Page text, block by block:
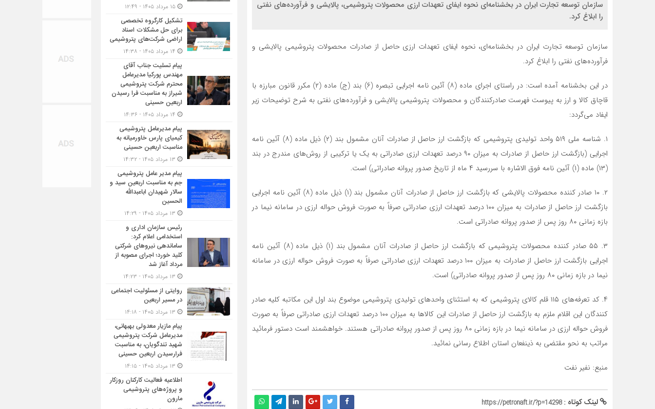
سازمان توسعه تجارت ایران در بخشنامه‌ای نحوه ایفای تعهدات ارزی محصولات پتروشیمی، پالایشی و فرآورده‌های نفتی
را ابلاغ کرد.
سازمان توسعه تجارت ایران در بخشنامه‌ای، نحوه ایفای تعهدات ارزی حاصل از صادرات محصولات پتروشیمی پالایشی و
فرآورده‌های نفتی را ابلاغ کرد.
در این بخشنامه آمده است: در راستای اجرای ماده (۸) آئین نامه اجرایی تبصره (۶) بند (ج) ماده (۲) مکرر قانون مبارزه با
قاچاق کالا و ارز به پیوست فهرست صادرکنندگان و محصولات پتروشیمی پالایشی و فرآورده‌های نفتی به شرح توضیحات زیر
ایفاد می‌گردد:
۱. شناسه ملی ۵۱۹ واحد تولیدی پتروشیمی که بازگشت ارز حاصل از صادرات آنان مشمول بند (۲) ذیل ماده (۸) آئین نامه
اجرایی (بازگشت ارز حاصل از صادرات به میزان ۹۰ درصد تعهدات ارزی صادراتی به یک یا ترکیبی از روش‌های مندرج در بند
(۱۳) ماده (۱) آئین نامه فوق الاشاره با سررسید ۴ ماه از تاریخ صدور پروانه صادراتی) است.
۲. ۱۰ صادر کننده محصولات پالایشی که بازگشت ارز حاصل از صادرات آنان مشمول بند (۱) ذیل ماده (۸) آئین نامه اجرایی
بازگشت ارز حاصل از صادرات به میزان ۱۰۰ درصد تعهدات ارزی صادراتی صرفاً به صورت فروش حواله ارزی در سامانه نیما در
بازه زمانی ۸۰ روز پس از صدور پروانه صادراتی است.
۳. ۵۵ صادر کننده محصولات پتروشیمی که بازگشت ارز حاصل از صادرات آنان مشمول بند (۱) ذیل ماده (۸) آئین نامه
اجرایی بازگشت ارز حاصل از صادرات به میزان ۱۰۰ درصد تعهدات ارزی صادراتی صرفاً به صورت فروش حواله ارزی در سامانه
نیما در بازه زمانی ۸۰ روز پس از صدور پروانه صادراتی) است.
۴. کد تعرفه‌های ۱۱۵ قلم کالای پتروشیمی که به استثنای واحدهای تولیدی پتروشیمی موضوع بند اول این مکاتبه کلیه صادر
کنندگان این اقلام ملزم به بازگشت ارز حاصل از صادرات این کالاها به میزان ۱۰۰ درصد تعهدات ارزی صادراتی صرفاً به صورت
فروش حواله ارزی در سامانه نیما در بازه زمانی ۸۰ روز پس از صدور پروانه صادراتی هستند. خواهشمند است دستور فرمائید
مراتب به نحو مقتضی به ذینفعان استان اطلاع رسانی نمائید.
منبع: نفیر نفت
لینک کوتاه :https://petronaft.ir/?p=14298
تشکیل کارگروه تخصصی
برای حل مشکلات اسناد
اراضی شرکت‌های پتروشیمی
پیام تسلیت جناب آقای
مهندس پوركیا مدیرعامل
محترم شركت پتروشیمی
شیراز به مناسبت فرا رسیدن
اربعین حسینی
پیام مدیرعامل پتروشیمی
کیمیای پارس خاورمیانه به
مناسبت اربعین حسینی
پیام مدیر عامل پتروشیمی
جم به مناسبت اربعین سید و
سالار شهیدان اباعبدالله
الحسین
رئیس سازمان اداری و
استخدامی اعلام کرد:
ساماندهی نیروهای شرکتی
کلید خورد؛ اجرای مصوبه از
مرداد آغاز شد
روایتی از مسئولیت اجتماعی
در مسیر اربعین
پیام مازیار معدولی بهبهانی،
مدیرعامل شرکت پتروشیمی
شهید تندگویان، به مناسبت
فرارسیدن اربعین حسینی
اطلاعیه فعالیت کارکنان روزکار
و پروژه‌های پتروشیمی
مارون